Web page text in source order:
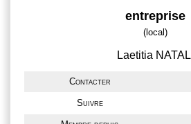
entreprise
(local)
Laetitia NATALI
Contacter
Suivre